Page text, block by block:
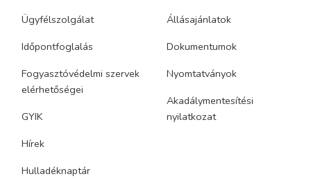
Ügyfélszolgálat
Időpontfoglalás
Fogyasztóvédelmi szervek
elérhetőségei
GYIK
Hírek
Hulladéknaptár
Állásajánlatok
Dokumentumok
Nyomtatványok
Akadálymentesítési
nyilatkozat